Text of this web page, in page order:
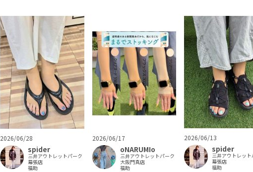
2026/06/28
spider
三井アウトレットパーク
幕張店
福助
2026/06/17
oNARUMIo
三井アウトレットパーク
大阪門真店
福助
2026/06/13
spider
三井アウトレット
幕張店
福助